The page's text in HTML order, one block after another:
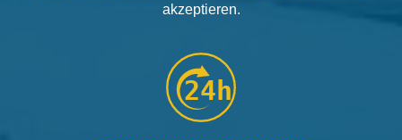
akzeptieren.
24h